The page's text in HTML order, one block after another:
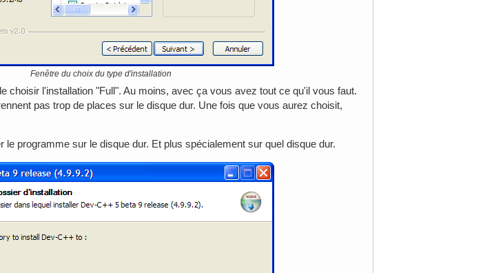
Fenêtre du choix du type d'installation
choisir l'installation "Full". Au moins, avec ça vous avez tout ce qu'il vous faut.
pas trop de places sur le disque dur. Une fois que vous aurez choisit,
le programme sur le disque dur. Et plus spécialement sur quel disque dur.